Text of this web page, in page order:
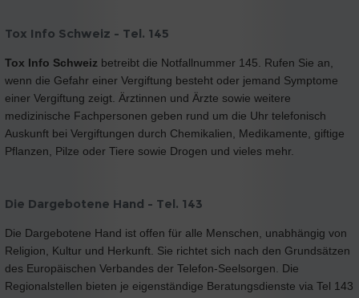
Tox Info Schweiz - Tel. 145
Tox Info Schweiz betreibt die Notfallnummer 145. Rufen Sie an,
wenn die Gefahr einer Vergiftung besteht oder jemand Symptome
einer Vergiftung zeigt. Ärztinnen und Ärzte sowie weitere
medizinische Fachpersonen geben rund um die Uhr telefonisch
Auskunft bei Vergiftungen durch Chemikalien, Medikamente, giftige
Pflanzen, Pilze oder Tiere sowie Drogen und vieles mehr.
Die Dargebotene Hand - Tel. 143
Die Dargebotene Hand ist offen für alle Menschen, unabhängig von
Religion, Kultur und Herkunft. Sie richtet sich nach den Grundsätzen
des Europäischen Verbandes der Telefon-Seelsorgen. Die
Regionalstellen bieten je eigenständige Beratungsdienste via Tel 143